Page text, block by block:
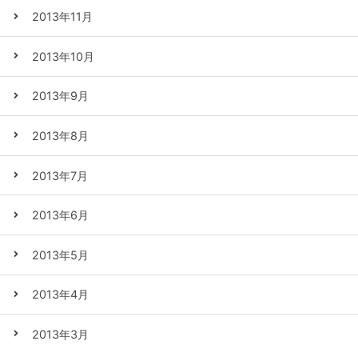
2013年11月
2013年10月
2013年9月
2013年8月
2013年7月
2013年6月
2013年5月
2013年4月
2013年3月